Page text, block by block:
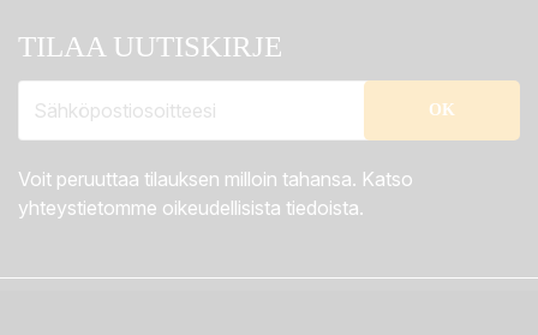
TILAA UUTISKIRJE
Voit peruuttaa tilauksen milloin tahansa. Katso
yhteystietomme oikeudellisista tiedoista.